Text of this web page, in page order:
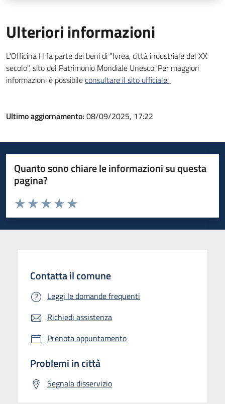
Ulteriori informazioni
L'Officina H fa parte dei beni di "Ivrea, città industriale del XX
secolo", sito del Patrimonio Mondiale Unesco. Per maggiori
informazioni è possibileconsultare il sito ufficiale
Ultimo aggiornamento: 08/09/2025, 17:22
Quanto sono chiare le informazioni su questa
pagina?
Valuta da 1 a 5 stelle la pagina
Valuta 5 stelle su 5
Valuta 4 stelle su 5
Valuta 3 stelle su 5
Valuta 2 stelle su 5
Valuta 1 stelle su 5
Contatta il comune
Leggi le domande frequenti
Richiedi assistenza
Prenota appuntamento
Problemi in città
Segnala disservizio